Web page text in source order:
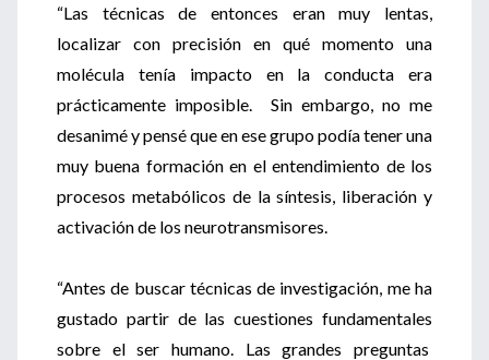
“Las técnicas de entonces eran muy lentas,
localizar con precisión en qué momento una
molécula tenía impacto en la conducta era
prácticamente imposible. Sin embargo, no me
desanimé y pensé que en ese grupo podía tener una
muy buena formación en el entendimiento de los
procesos metabólicos de la síntesis, liberación y
activación de los neurotransmisores.
“Antes de buscar técnicas de investigación, me ha
gustado partir de las cuestiones fundamentales
sobre el ser humano. Las grandes preguntas